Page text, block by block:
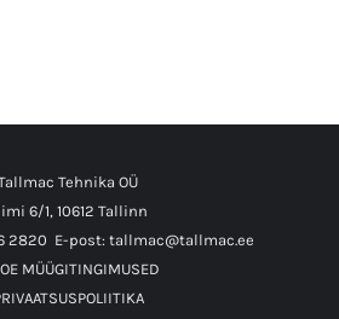
Tehnika OÜ
6/1, 10612 Tallinn
2820 E-post: tallmac@tallmac.ee
MÜÜGITINGIMUSED